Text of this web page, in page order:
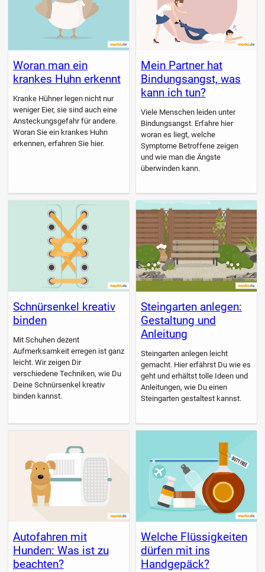
Woran man ein
krankes Huhn erkennt
Kranke Hühner legen nicht nur
weniger Eier, sie sind auch eine
Ansteckungsgefahr für andere.
Woran Sie ein krankes Huhn
erkennen, erfahren Sie hier.
Mein Partner hat
Bindungsangst, was
kann ich tun?
Viele Menschen leiden unter
Bindungsangst. Erfahre hier
woran es liegt, welche
Symptome Betroffene zeigen
und wie man die Ängste
überwinden kann.
Schnürsenkel kreativ
binden
Mit Schuhen dezent
Aufmerksamkeit erregen ist ganz
leicht. Wir zeigen Dir
verschiedene Techniken, wie Du
Deine Schnürsenkel kreativ
binden kannst.
Steingarten anlegen:
Gestaltung und
Anleitung
Steingarten anlegen leicht
gemacht. Hier erfährst Du wie es
geht und erhältst tolle Ideen und
Anleitungen, wie Du einen
Steingarten gestaltest kannst.
Autofahren mit
Hunden: Was ist zu
beachten?
Welche Flüssigkeiten
dürfen mit ins
Handgepäck?